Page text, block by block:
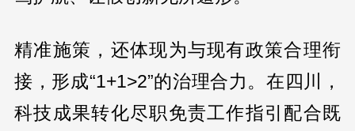
精准施策，还体现为与现有政策合理衔
接，形成“1+1>2”的治理合力。在四川，
科技成果转化尽职免责工作指引配合既